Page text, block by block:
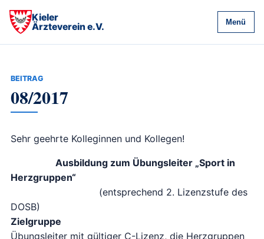
Kieler
Ärzteverein e.V.
Menü
BEITRAG
08/2017
Sehr geehrte Kolleginnen und Kollegen!
Ausbildung zum Übungsleiter „Sport in
Herzgruppen“
(entsprechend 2. Lizenzstufe des
DOSB)
Zielgruppe
Übungsleiter mit gültiger C-Lizenz, die Herzgruppen